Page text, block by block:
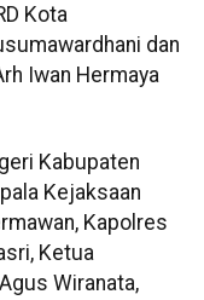
Kota
dan
Iwan Hermaya
Kabupaten
Kejaksaan
Kapolres
Ketua
Wiranata,